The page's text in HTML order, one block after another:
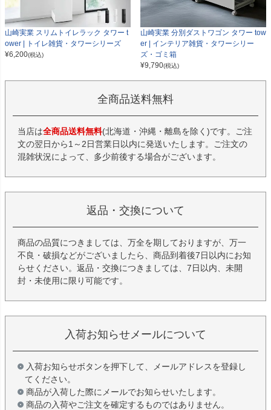
山崎実業 スリムトイレラック タワー t
ower | トイレ雑貨・タワーシリーズ
¥6,200(税込)
山崎実業 分別ダストワゴン タワー tow
er | インテリア雑貨・タワーシリー
ズ・ゴミ箱
¥9,790(税込)
全商品送料無料
当店は全商品送料無料(北海道・沖縄・離島を除く)です。ご注
文の翌日から1～2日営業日以内に発送いたします。ご注文の
混雑状況によって、多少前後する場合がございます。
返品・交換について
商品の品質につきましては、万全を期しておりますが、万一
不良・破損などがございましたら、商品到着後7日以内にお知
らせください。返品・交換につきましては、7日以内、未開
封・未使用に限り可能です。
入荷お知らせメールについて
入荷お知らせボタンを押下して、メールアドレスを登録し
てください。
商品が入荷した際にメールでお知らせいたします。
商品の入荷やご注文を確定するものではありません。